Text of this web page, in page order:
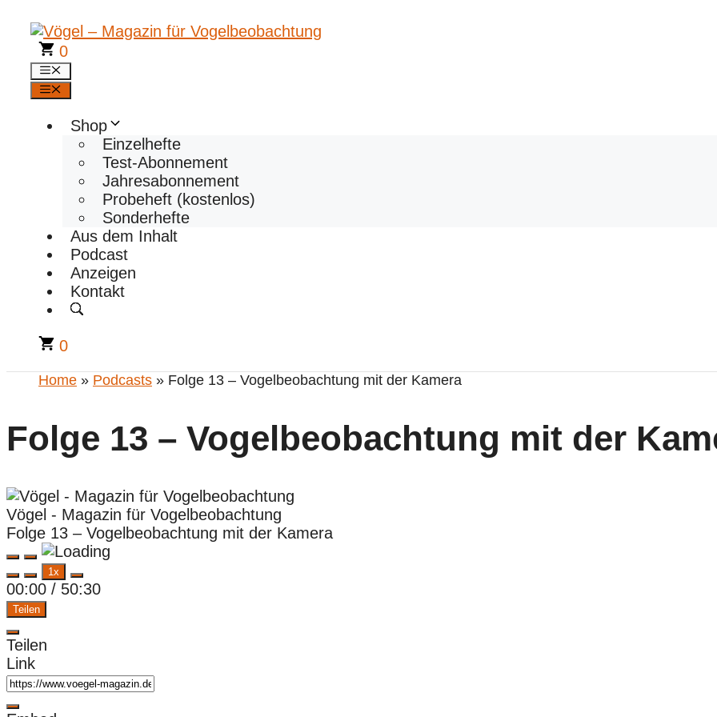
Inhalt
springen
0
Menü
Menü
Shop
Einzelhefte
Test-Abonnement
Jahresabonnement
Probeheft (kostenlos)
Sonderhefte
Aus dem Inhalt
Podcast
Anzeigen
Kontakt
0
Home » Podcasts » Folge 13 – Vogelbeobachtung mit der Kamera
Folge 13 – Vogelbeobachtung mit der
Vögel - Magazin für Vogelbeobachtung
Folge 13 – Vogelbeobachtung mit der Kamera
Play
Episode
Pause
Episode
1x
00:00 / 50:30
Teilen
Teilen
Link